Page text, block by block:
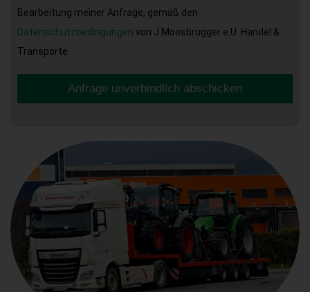
Bearbeitung meiner Anfrage, gemäß den
Datenschutzbedingungen von J.Moosbrugger e.U. Handel &
Transporte.
Anfrage unverbindlich abschicken